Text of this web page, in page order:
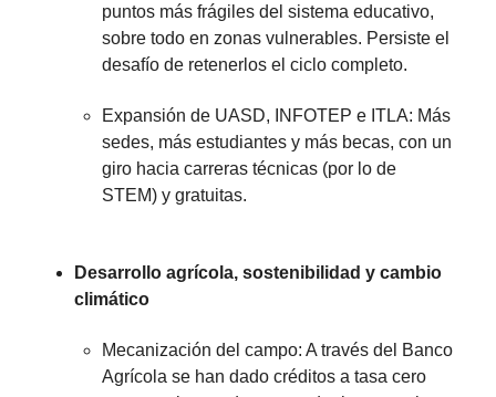
puntos más frágiles del sistema educativo,
sobre todo en zonas vulnerables. Persiste el
desafío de retenerlos el ciclo completo.
Expansión de UASD, INFOTEP e ITLA: Más
sedes, más estudiantes y más becas, con un
giro hacia carreras técnicas (por lo de
STEM) y gratuitas.
Desarrollo agrícola, sostenibilidad y cambio
climático
Mecanización del campo: A través del Banco
Agrícola se han dado créditos a tasa cero